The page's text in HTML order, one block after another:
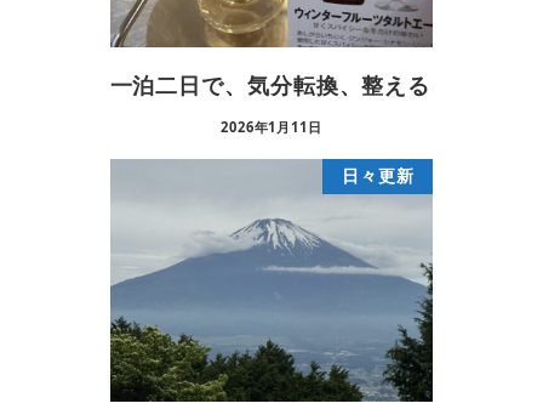
一泊二日で、気分転換、整える
2026年1月11日
日々更新